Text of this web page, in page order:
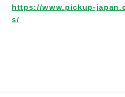
https://www.pickup-
s/